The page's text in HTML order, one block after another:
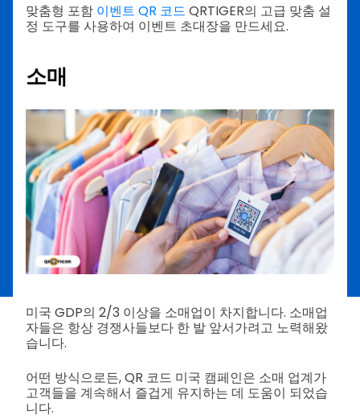
맞춤형 포함 이벤트 QR 코드 QRTIGER의 고급 맞춤 설
정 도구를 사용하여 이벤트 초대장을 만드세요.
소매
미국 GDP의 2/3 이상을 소매업이 차지합니다. 소매업
자들은 항상 경쟁사들보다 한 발 앞서가려고 노력해왔
습니다.
어떤 방식으로든, QR 코드 미국 캠페인은 소매 업계가
고객들을 계속해서 즐겁게 유지하는 데 도움이 되었습
니다.